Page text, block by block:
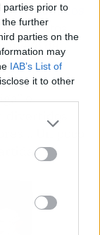
parties prior to
further
parties on the
may
IAB’s List of
it to other
eróticos
cortos.
juego de
el
Play . Lanza
o
divertidos
Un poco